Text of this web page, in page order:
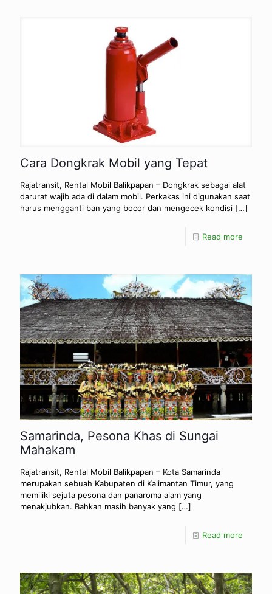
Cara Dongkrak Mobil yang Tepat
Rajatransit, Rental Mobil Balikpapan – Dongkrak sebagai alat
darurat wajib ada di dalam mobil. Perkakas ini digunakan saat
harus mengganti ban yang bocor dan mengecek kondisi […]
Read more
Samarinda, Pesona Khas di Sungai
Mahakam
Rajatransit, Rental Mobil Balikpapan – Kota Samarinda
merupakan sebuah Kabupaten di Kalimantan Timur, yang
memiliki sejuta pesona dan panaroma alam yang
menakjubkan. Bahkan masih banyak yang […]
Read more